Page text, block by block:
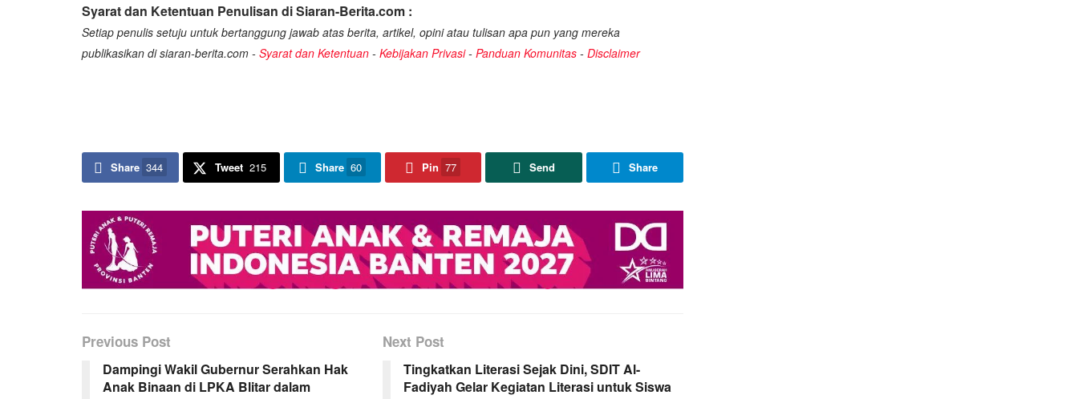
Syarat dan Ketentuan Penulisan di Siaran-Berita.com :
Setiap penulis setuju untuk bertanggung jawab atas berita, artikel, opini atau tulisan apa pun yang mereka
publikasikan di siaran-berita.com - Syarat dan Ketentuan - Kebijakan Privasi- Panduan Komunitas - Disclaimer
Share 344 Tweet 215 Share 60 Pin 77 Send Share
Previous Post
Dampingi Wakil Gubernur Serahkan Hak
Anak Binaan di LPKA Blitar dalam
Next Post
Tingkatkan Literasi Sejak Dini, SDIT Al-
Fadiyah Gelar Kegiatan Literasi untuk Siswa